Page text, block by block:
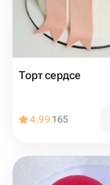
Торт сердсе
4.99 165